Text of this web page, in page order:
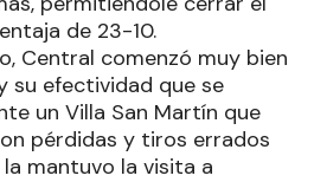
de 23-10.
Central comenzó muy bien
su efectividad que se
un Villa San Martín que
pérdidas y tiros errados
mantuvo la visita a